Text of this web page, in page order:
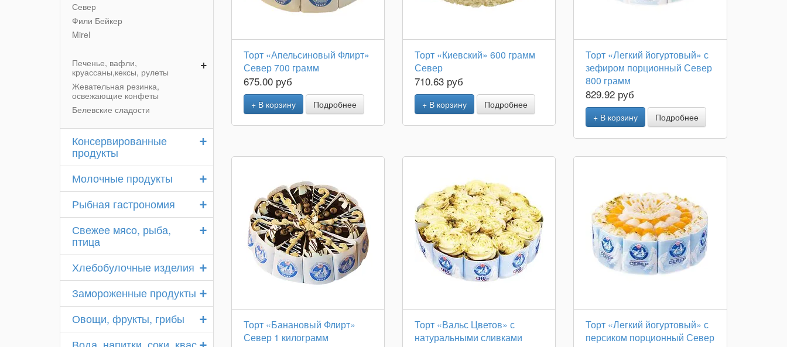
Торт «Апельсиновый Флирт»
Север 700 грамм
675.00 руб
+ В корзину Подробнее
Торт «Киевский» 600 грамм
Север
710.63 руб
+ В корзину Подробнее
Торт «Легкий йогуртовый» с
зефиром порционный Север
800 грамм
829.92 руб
+ В корзину Подробнее
Торт «Банановый Флирт»
Север 1 килограмм
Торт «Вальс Цветов» с
натуральными сливками
Торт «Легкий йогуртовый» с
персиком порционный Север
Север
Фили Бейкер
Mirel
+
Печенье, вафли,
круассаны,кексы, рулеты
Жевательная резинка,
освежающие конфеты
Белевские сладости
+
Консервированные
продукты
+
Молочные продукты
+
Рыбная гастрономия
+
Свежее мясо, рыба,
птица
+
Хлебобулочные изделия
+
Замороженные продукты
+
Овощи, фрукты, грибы
+